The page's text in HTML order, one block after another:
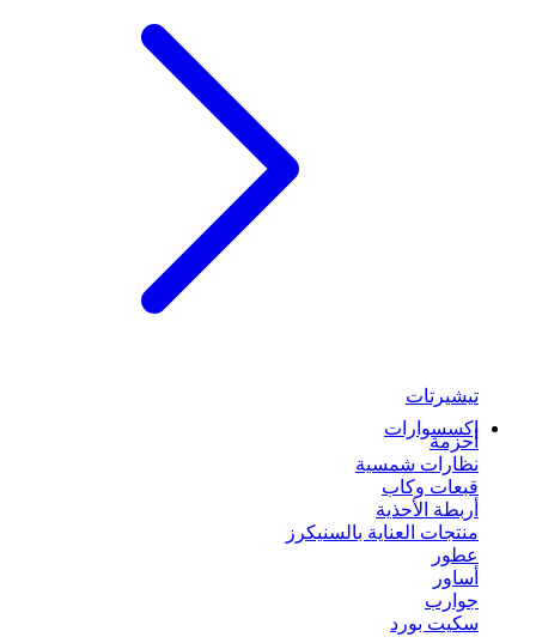
تيشيرتات
إكسسوارات
أحزمة
نظارات شمسية
قبعات وكاب
أربطة الأحذية
منتجات العناية بالسنيكرز
عطور
أساور
جوارب
سكيت بورد